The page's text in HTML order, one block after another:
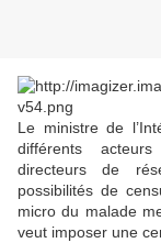
Le ministre de
différents
directeurs de
possibilités de
micro du malade
veut imposer une